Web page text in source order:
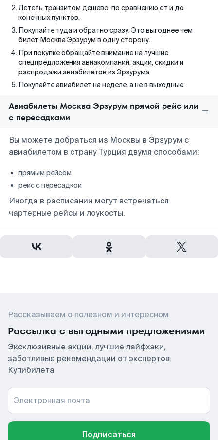
Лететь транзитом дешево, по сравнению от и до
конечных пунктов.
Покупайте туда и обратно сразу. Это выгоднее чем
билет Москва Эрзурум в одну сторону.
При покупке обращайте внимание на лучшие
спецпредложения авиакомпаний, акции, скидки и
распродажи авиабилетов из Эрзурума.
Покупайте авиабилет на неделе, а не в выходные.
Авиабилеты Москва Эрзурум прямой рейс или
с пересадками
Вы можете добраться из Москвы в Эрзурум с
авиабилетом в страну Турция двумя способами:
прямым рейсом
рейс с пересадкой
Иногда в расписании могут встречаться
чартерные рейсы и лоукосты.
Рассказываем о полезном и интересном
Рассылка с выгодными предложениями
Эксклюзивные акции, лучшие лайфхаки,
заботливые рекомендации от экспертов
Купибилета
Электронная почта
Подписаться